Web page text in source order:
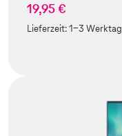
19,95 €
Lieferzeit:1-3